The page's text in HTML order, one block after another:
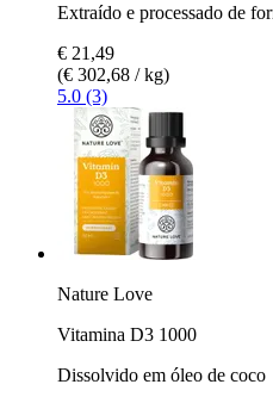
Extraído e processado de
€ 21,49
(€ 302,68 / kg)
5.0 (3)
Nature Love
Vitamina D3 1000
Dissolvido em óleo de coco